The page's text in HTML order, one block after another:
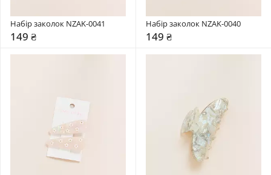
Набір заколок NZAK-0041
149 ₴
Набір заколок NZAK-0040
149 ₴